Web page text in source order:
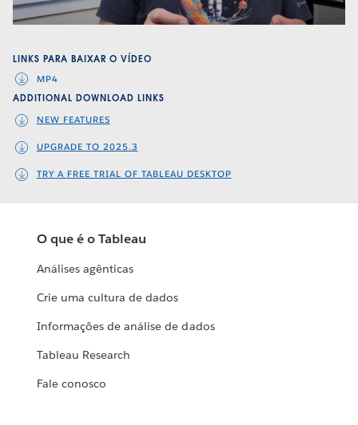
Video
LINKS PARA BAIXAR O VÍDEO
MP4
ADDITIONAL DOWNLOAD LINKS
NEW FEATURES
UPGRADE TO 2025.3
TRY A FREE TRIAL OF TABLEAU DESKTOP
O que é o Tableau
Análises agênticas
Crie uma cultura de dados
Informações de análise de dados
Tableau Research
Fale conosco